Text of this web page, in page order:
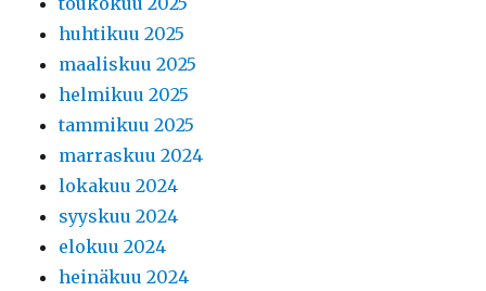
huhtikuu 2025
maaliskuu 2025
helmikuu 2025
tammikuu 2025
marraskuu 2024
lokakuu 2024
syyskuu 2024
elokuu 2024
heinäkuu 2024